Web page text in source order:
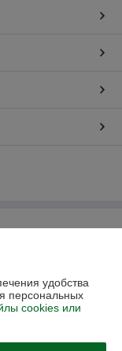
удобства
персональных
cookies или